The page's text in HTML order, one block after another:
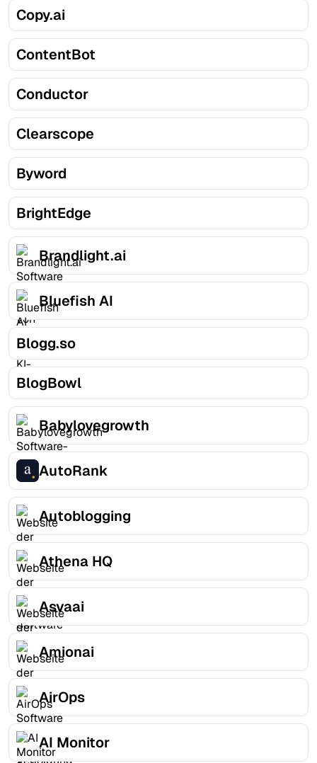
Copy.ai
ContentBot
Conductor
Clearscope
Byword
BrightEdge
Brandlight.ai
Bluefish AI
Blogg.so
BlogBowl
Babylovegrowth
AutoRank
Autoblogging
Athena HQ
Asvaai
Amionai
AirOps
AI Monitor